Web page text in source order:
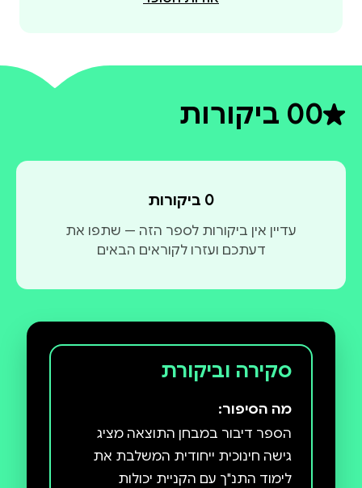
0דירוג ממוצע 0 מתוך 5
0 ביקורות
0 ביקורות
עדיין אין ביקורות לספר הזה — שתפו את
דעתכם ועזרו לקוראים הבאים
סקירה וביקורת
מה הסיפור:
הספר דיבור במבחן התוצאה מציג
גישה חינוכית ייחודית המשלבת את
לימוד התנ"ך עם הקניית יכולות